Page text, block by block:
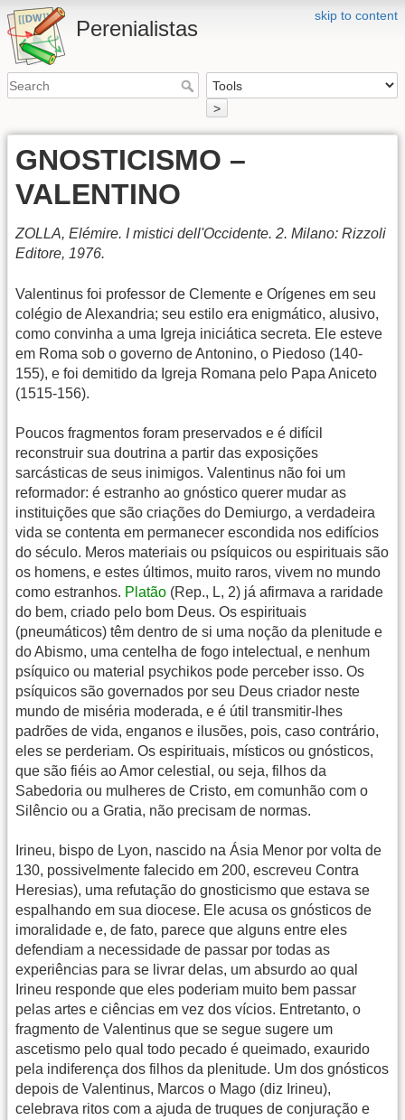
skip to content
Perenialistas
>
GNOSTICISMO –
VALENTINO
ZOLLA, Elémire. I mistici dell'Occidente. 2. Milano: Rizzoli
Editore, 1976.
Valentinus foi professor de Clemente e Orígenes em seu
colégio de Alexandria; seu estilo era enigmático, alusivo,
como convinha a uma Igreja iniciática secreta. Ele esteve
em Roma sob o governo de Antonino, o Piedoso (140-
155), e foi demitido da Igreja Romana pelo Papa Aniceto
(1515-156).
Poucos fragmentos foram preservados e é difícil
reconstruir sua doutrina a partir das exposições
sarcásticas de seus inimigos. Valentinus não foi um
reformador: é estranho ao gnóstico querer mudar as
instituições que são criações do Demiurgo, a verdadeira
vida se contenta em permanecer escondida nos edifícios
do século. Meros materiais ou psíquicos ou espirituais são
os homens, e estes últimos, muito raros, vivem no mundo
como estranhos. Platão (Rep., L, 2) já afirmava a raridade
do bem, criado pelo bom Deus. Os espirituais
(pneumáticos) têm dentro de si uma noção da plenitude e
do Abismo, uma centelha de fogo intelectual, e nenhum
psíquico ou material psychikos pode perceber isso. Os
psíquicos são governados por seu Deus criador neste
mundo de miséria moderada, e é útil transmitir-lhes
padrões de vida, enganos e ilusões, pois, caso contrário,
eles se perderiam. Os espirituais, místicos ou gnósticos,
que são fiéis ao Amor celestial, ou seja, filhos da
Sabedoria ou mulheres de Cristo, em comunhão com o
Silêncio ou a Gratia, não precisam de normas.
Irineu, bispo de Lyon, nascido na Ásia Menor por volta de
130, possivelmente falecido em 200, escreveu Contra
Heresias), uma refutação do gnosticismo que estava se
espalhando em sua diocese. Ele acusa os gnósticos de
imoralidade e, de fato, parece que alguns entre eles
defendiam a necessidade de passar por todas as
experiências para se livrar delas, um absurdo ao qual
Irineu responde que eles poderiam muito bem passar
pelas artes e ciências em vez dos vícios. Entretanto, o
fragmento de Valentinus que se segue sugere um
ascetismo pelo qual todo pecado é queimado, exaurido
pela indiferença dos filhos da plenitude. Um dos gnósticos
depois de Valentinus, Marcos o Mago (diz Irineu),
celebrava ritos com a ajuda de truques de conjuração e